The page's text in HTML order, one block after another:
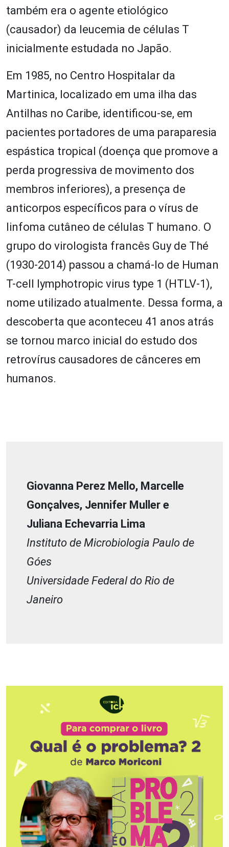
também era o agente etiológico
(causador) da leucemia de células T
inicialmente estudada no Japão.
Em 1985, no Centro Hospitalar da
Martinica, localizado em uma ilha das
Antilhas no Caribe, identificou-se, em
pacientes portadores de uma paraparesia
espástica tropical (doença que promove a
perda progressiva de movimento dos
membros inferiores), a presença de
anticorpos específicos para o vírus de
linfoma cutâneo de células T humano. O
grupo do virologista francês Guy de Thé
(1930-2014) passou a chamá-lo de Human
T-cell lymphotropic virus type 1 (HTLV-1),
nome utilizado atualmente. Dessa forma, a
descoberta que aconteceu 41 anos atrás
se tornou marco inicial do estudo dos
retrovírus causadores de cânceres em
humanos.
Giovanna Perez Mello, Marcelle
Gonçalves, Jennifer Muller e
Juliana Echevarria Lima
Instituto de Microbiologia Paulo de
Góes
Universidade Federal do Rio de
Janeiro